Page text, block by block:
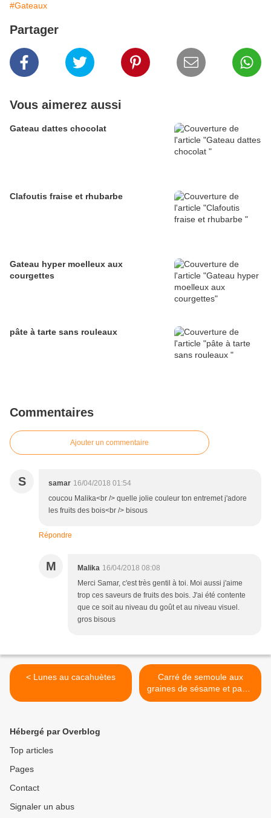
#Gateaux
Partager
Vous aimerez aussi
Gateau dattes chocolat
Clafoutis fraise et rhubarbe
Gateau hyper moelleux aux
courgettes
pâte à tarte sans rouleaux
Commentaires
Ajouter un commentaire
S samar 16/04/2018 01:54
coucou Malika<br /> quelle jolie couleur ton entremet j'adore
les fruits des bois<br /> bisous
Répondre
M Malika 16/04/2018 08:08
Merci Samar, c'est très gentil à toi. Moi aussi j'aime
trop ces saveurs de fruits des bois. J'ai été contente
que ce soit au niveau du goût et au niveau visuel.
gros bisous
< Lunes au cacahuètes
Carré de semoule aux
graines de sésame et pavot
>
Hébergé par Overblog
Top articles
Pages
Contact
Signaler un abus